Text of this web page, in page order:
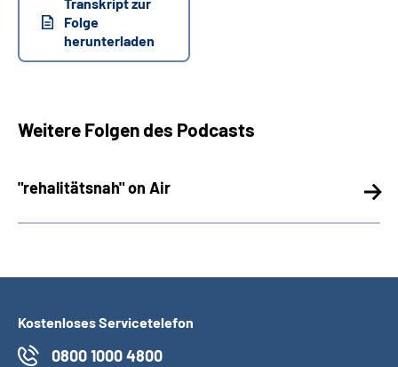
Folge
herunterladen
Weitere Folgen des Podcasts
"rehalitätsnah" on Air
Kostenloses Servicetelefon
0800 1000 4800